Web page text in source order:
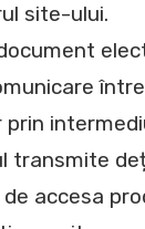
site-ului.
prin
transmite
accesa